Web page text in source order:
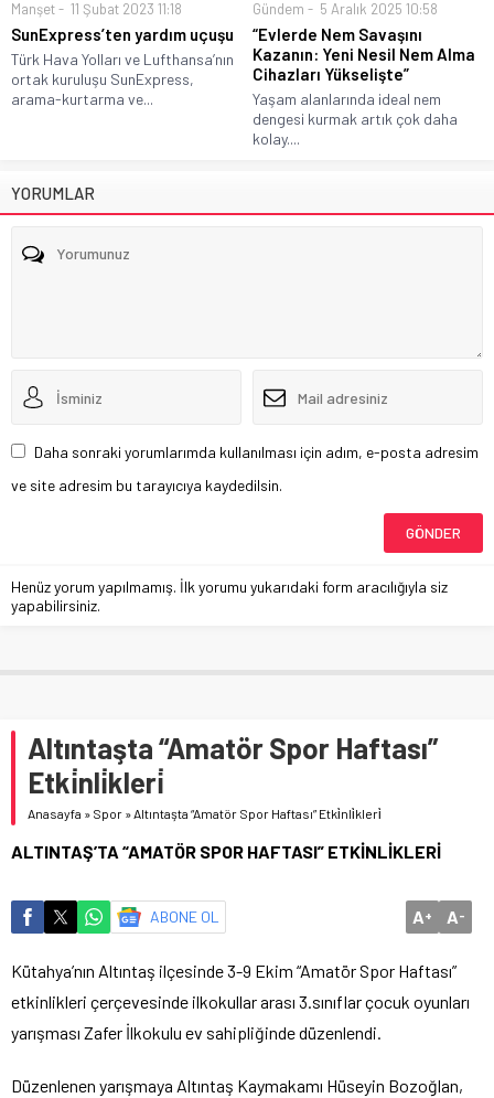
Manşet 11 Şubat 2023 11:18
SunExpress’ten yardım uçuşu
Türk Hava Yolları ve Lufthansa’nın
ortak kuruluşu SunExpress,
arama-kurtarma ve...
Gündem 5 Aralık 2025 10:58
“Evlerde Nem Savaşını
Kazanın: Yeni Nesil Nem Alma
Cihazları Yükselişte”
Yaşam alanlarında ideal nem
dengesi kurmak artık çok daha
kolay....
YORUMLAR
Daha sonraki yorumlarımda kullanılması için adım, e-posta adresim
ve site adresim bu tarayıcıya kaydedilsin.
Henüz yorum yapılmamış. İlk yorumu yukarıdaki form aracılığıyla siz
yapabilirsiniz.
Altıntaşta “Amatör Spor Haftası”
Etki̇nli̇kleri̇
Anasayfa » Spor »Altıntaşta “Amatör Spor Haftası” Etki̇nli̇kleri̇
ALTINTAŞ’TA “AMATÖR SPOR HAFTASI” ETKİNLİKLERİ
ABONE OL A+ A-
Kütahya’nın Altıntaş ilçesinde 3-9 Ekim “Amatör Spor Haftası”
etkinlikleri çerçevesinde ilkokullar arası 3.sınıflar çocuk oyunları
yarışması Zafer İlkokulu ev sahipliğinde düzenlendi.
Düzenlenen yarışmaya Altıntaş Kaymakamı Hüseyin Bozoğlan,